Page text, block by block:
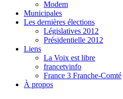
Modem
Municipales
Les dernières élections
Législatives 2012
Présidentielle 2012
Liens
La Voix est libre
francetvinfo
France 3 Franche-Comté
À propos